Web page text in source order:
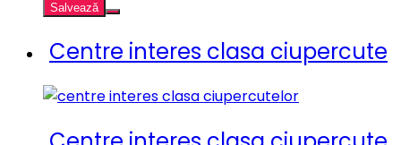
Salvează
Centre interes clasa ciupercute